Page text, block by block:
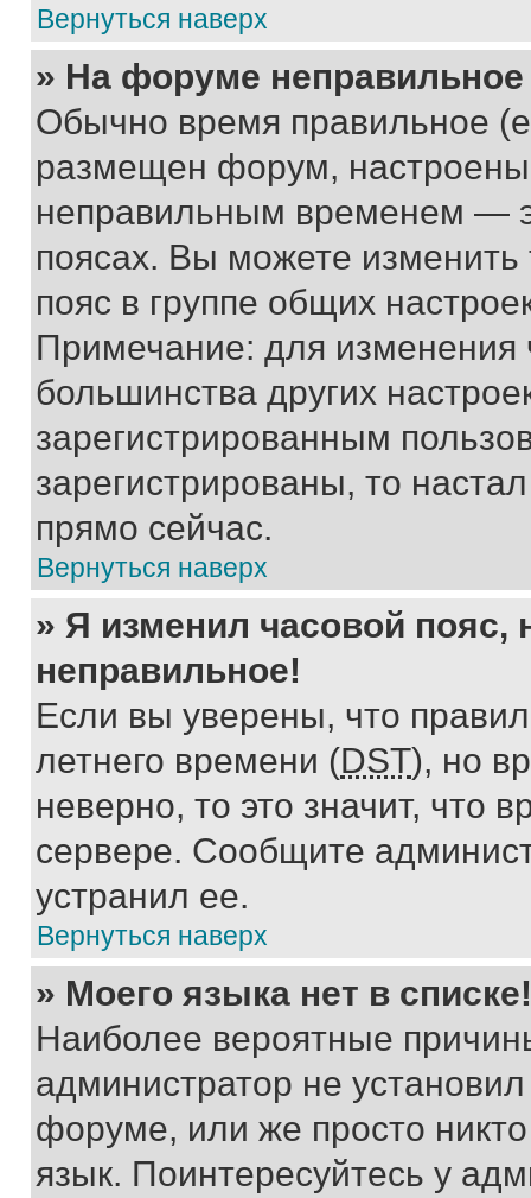
Вернуться наверх
» На форуме
Обычно время правильное
размещен форум, настроены
неправильным временем —
поясах. Вы можете изменить
пояс в группе общих
Примечание: для изменения
большинства других
зарегистрированным
зарегистрированы, то
прямо сейчас.
Вернуться наверх
» Я изменил часовой пояс,
неправильное!
Если вы уверены, что
летнего времени (DST), но
неверно, то это значит, что
сервере. Сообщите
устранил ее.
Вернуться наверх
» Моего языка нет в списке!
Наиболее вероятные
администратор не
форуме, или же просто
язык. Поинтересуйтесь у